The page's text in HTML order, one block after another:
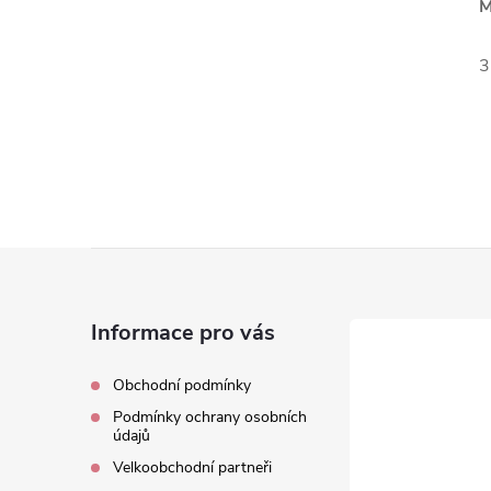
Informace pro vás
Obchodní podmínky
Podmínky ochrany osobních
údajů
Velkoobchodní partneři